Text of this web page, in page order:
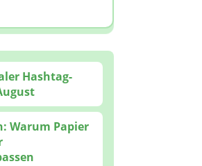
Hashtag-
Warum Papier